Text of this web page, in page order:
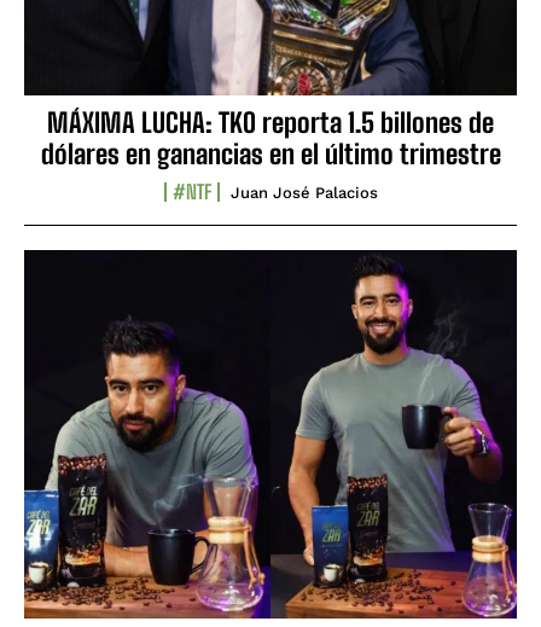
MÁXIMA LUCHA: TKO reporta 1.5 billones de
dólares en ganancias en el último trimestre
#NTF Juan José Palacios